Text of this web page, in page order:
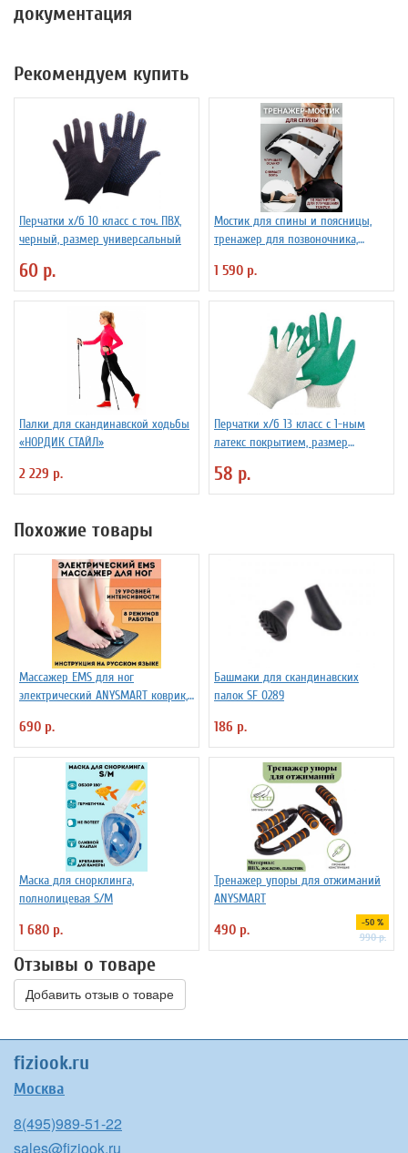
документация
Рекомендуем купить
Перчатки х/б 10 класс с точ. ПВХ,
черный, размер универсальный
60 р.
Мостик для спины и поясницы,
тренажер для позвоночника,
1 590 р.
Палки для скандинавской ходьбы
«НОРДИК СТАЙЛ»
2 229 р.
Перчатки х/б 13 класс с 1-ным
латекс покрытием, размер
58 р.
Похожие товары
Массажер EMS для ног
электрический ANYSMART коврик,
690 р.
Башмаки для скандинавских
палок SF 0289
186 р.
Маска для снорклинга,
полнолицевая S/M
1 680 р.
Тренажер упоры для отжиманий
ANYSMART
490 р. -50 %
990 р.
Отзывы о товаре
Добавить отзыв о товаре
fiziook.ru
Москва
8(495)989-51-22
sales@fiziook.ru